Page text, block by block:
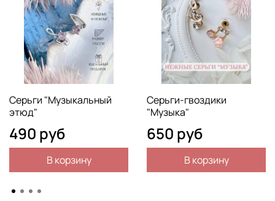
Серьги "Музыкальный
этюд"
490 руб
В корзину
Серьги-гвоздики
"Музыка"
650 руб
В корзину